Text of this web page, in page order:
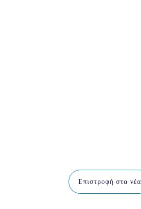
Επιστροφή στα νέα